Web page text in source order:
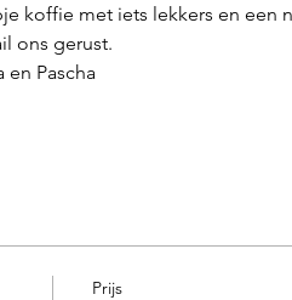
koffie met iets lekkers en een
ons gerust.
Pascha
Prijs